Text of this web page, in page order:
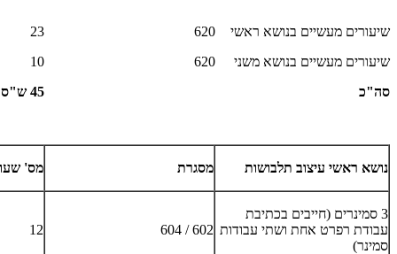
שיעורים מעשיים בנושא ראשי 620
23
שיעורים מעשיים בנושא משני
620
10
סה"כ
45 ש"ס
נושא ראשי עיצוב תלבושות מסגרת מס'
3 סמינרים (חייבים בכתיבת
עבודת רפרט אחת ושתי עבודות
סמינר)
602 / 604
12